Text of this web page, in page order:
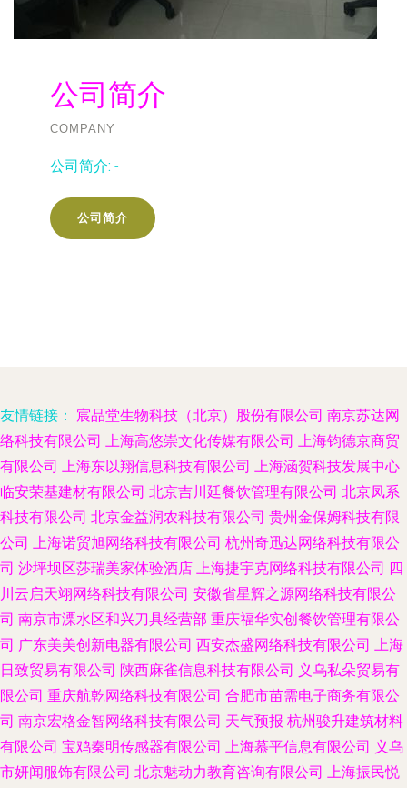
公司简介
COMPANY
公司简介: -
公司简介
友情链接： 宸品堂生物科技（北京）股份有限公司 南京苏达网
络科技有限公司 上海高悠崇文化传媒有限公司 上海钧德京商贸
有限公司 上海东以翔信息科技有限公司 上海涵贺科技发展中心
临安荣基建材有限公司 北京吉川廷餐饮管理有限公司 北京凤系
科技有限公司 北京金益润农科技有限公司 贵州金保姆科技有限
公司 上海诺贸旭网络科技有限公司 杭州奇迅达网络科技有限公
司 沙坪坝区莎瑞美家体验酒店 上海捷宇克网络科技有限公司 四
川云启天翊网络科技有限公司 安徽省星辉之源网络科技有限公
司 南京市溧水区和兴刀具经营部 重庆福华实创餐饮管理有限公
司 广东美美创新电器有限公司 西安杰盛网络科技有限公司 上海
日致贸易有限公司 陕西麻雀信息科技有限公司 义乌私朵贸易有
限公司 重庆航乾网络科技有限公司 合肥市苗需电子商务有限公
司 南京宏格金智网络科技有限公司 天气预报 杭州骏升建筑材料
有限公司 宝鸡秦明传感器有限公司 上海慕平信息有限公司 义乌
市妍闻服饰有限公司 北京魅动力教育咨询有限公司 上海振民悦